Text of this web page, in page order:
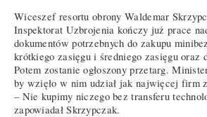
Wiceszef resortu obrony Waldemar
Inspektorat Uzbrojenia kończy już prace
dokumentów potrzebnych do zakupu
krótkiego zasięgu i średniego zasięgu oraz
Potem zostanie ogłoszony przetarg.
by wzięło w nim udział jak najwięcej firm
– Nie kupimy niczego bez transferu
zapowiadał Skrzypczak.